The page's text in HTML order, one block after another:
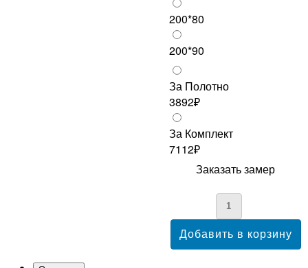
200*80
200*90
За Полотно
3892₽
За Комплект
7112₽
Заказать замер